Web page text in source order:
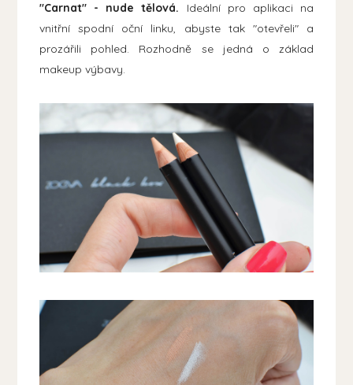
"Carnat" - nude tělová. Ideální pro aplikaci na
vnitřní spodní oční linku, abyste tak "otevřeli" a
prozářili pohled. Rozhodně se jedná o základ
makeup výbavy.